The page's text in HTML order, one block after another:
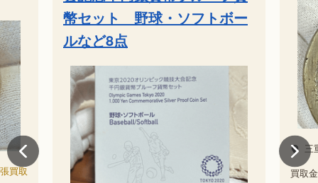
買取
幣セット 野球・ソフトボー
ルなど8点
三
買取